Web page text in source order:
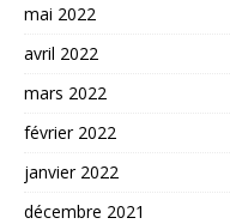
mai 2022
avril 2022
mars 2022
février 2022
janvier 2022
décembre 2021